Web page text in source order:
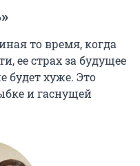
то время, когда
ее страх за будущее
будет хуже. Это
и гаснущей